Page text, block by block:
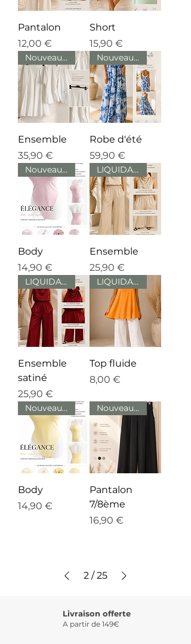
Pantalon
Prix
12,00 €
Short
Prix
15,90 €
Nouveauté
Ensemble
Prix
35,90 €
Nouveauté
Robe d'été
Prix
59,90 €
Nouveauté
Body
Prix
14,90 €
LIQUIDATION
Ensemble
Prix
25,90 €
LIQUIDATION
Ensemble
satiné
Prix
25,90 €
LIQUIDATION
Top fluide
Prix
8,00 €
Nouveauté
Body
Prix
14,90 €
Nouveauté
Pantalon
7/8ème
Prix
16,90 €
2 / 25
Livraison offerte
A partir de 149€